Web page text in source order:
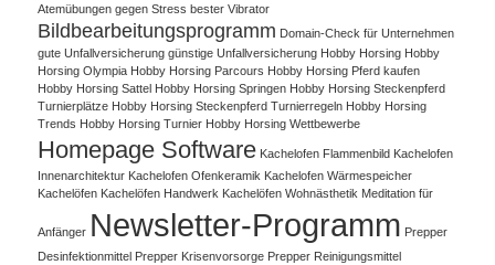
Atemübungen gegen Stress bester Vibrator
Bildbearbeitungsprogramm Domain-Check für Unternehmen
gute Unfallversicherung günstige Unfallversicherung Hobby Horsing Hobby
Horsing Olympia Hobby Horsing Parcours Hobby Horsing Pferd kaufen
Hobby Horsing Sattel Hobby Horsing Springen Hobby Horsing Steckenpferd
Turnierplätze Hobby Horsing Steckenpferd Turnierregeln Hobby Horsing
Trends Hobby Horsing Turnier Hobby Horsing Wettbewerbe
Homepage Software Kachelofen Flammenbild Kachelofen
Innenarchitektur Kachelofen Ofenkeramik Kachelofen Wärmespeicher
Kachelöfen Kachelöfen Handwerk Kachelöfen Wohnästhetik Meditation für
Anfänger Newsletter-Programm Prepper
Desinfektionmittel Prepper Krisenvorsorge Prepper Reinigungsmittel